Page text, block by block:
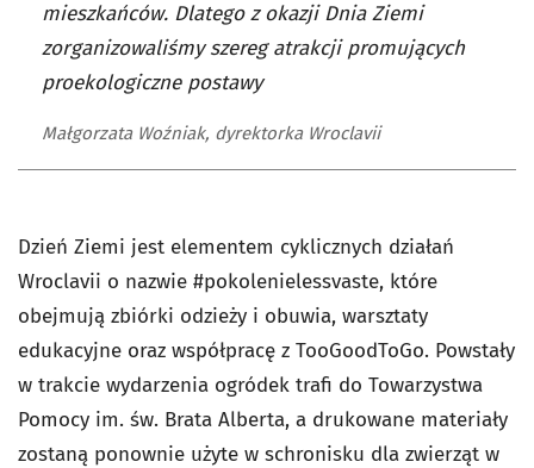
mieszkańców. Dlatego z okazji Dnia Ziemi
zorganizowaliśmy szereg atrakcji promujących
proekologiczne postawy
Małgorzata Woźniak, dyrektorka Wroclavii
Dzień Ziemi jest elementem cyklicznych działań
Wroclavii o nazwie #pokolenielessvaste, które
obejmują zbiórki odzieży i obuwia, warsztaty
edukacyjne oraz współpracę z TooGoodToGo. Powstały
w trakcie wydarzenia ogródek trafi do Towarzystwa
Pomocy im. św. Brata Alberta, a drukowane materiały
zostaną ponownie użyte w schronisku dla zwierząt w